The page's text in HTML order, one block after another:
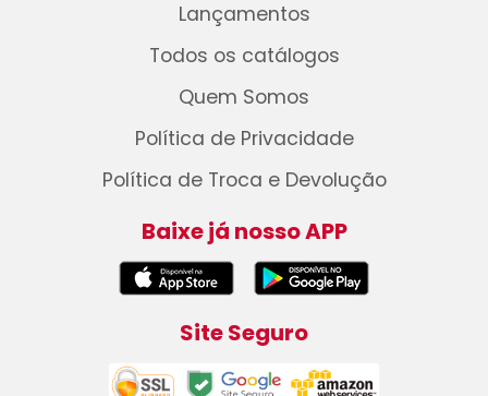
Lançamentos
Todos os catálogos
Quem Somos
Política de Privacidade
Política de Troca e Devolução
Baixe já nosso APP
Site Seguro